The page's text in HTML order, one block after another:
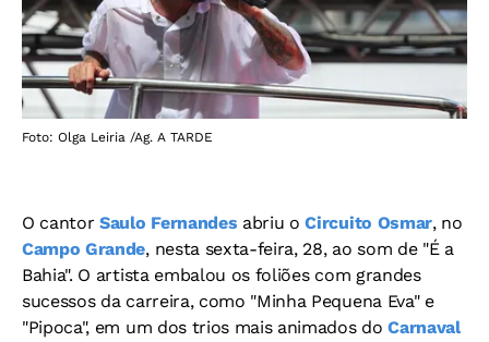
Foto: Olga Leiria /Ag. A TARDE
O cantorSaulo Fernandes abriu oCircuito Osmar, no
Campo Grande, nesta sexta-feira, 28, ao som de "É a
Bahia". O artista embalou os foliões com grandes
sucessos da carreira, como "Minha Pequena Eva" e
"Pipoca", em um dos trios mais animados doCarnaval